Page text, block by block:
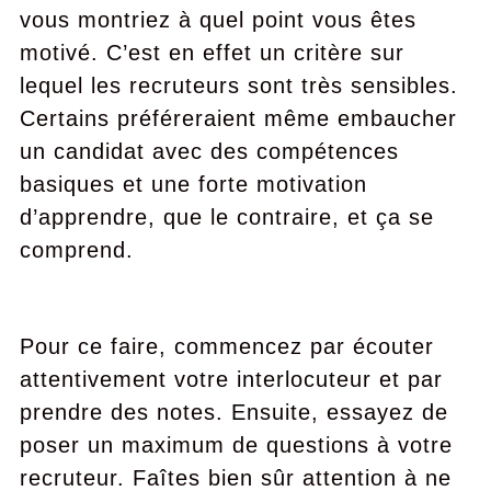
vous montriez à quel point vous êtes
motivé. C’est en effet un critère sur
lequel les recruteurs sont très sensibles.
Certains préféreraient même embaucher
un candidat avec des compétences
basiques et une forte motivation
d’apprendre, que le contraire, et ça se
comprend.
Pour ce faire, commencez par écouter
attentivement votre interlocuteur et par
prendre des notes. Ensuite, essayez de
poser un maximum de questions à votre
recruteur. Faîtes bien sûr attention à ne